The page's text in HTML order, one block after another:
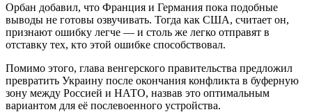
Орбан добавил, что Франция и Германия пока подобные
выводы не готовы озвучивать. Тогда как США, считает он,
признают ошибку легче — и столь же легко отправят в
отставку тех, кто этой ошибке способствовал.
Помимо этого, глава венгерского правительства предложил
превратить Украину после окончания конфликта в буферную
зону между Россией и НАТО, назвав это оптимальным
вариантом для её послевоенного устройства.